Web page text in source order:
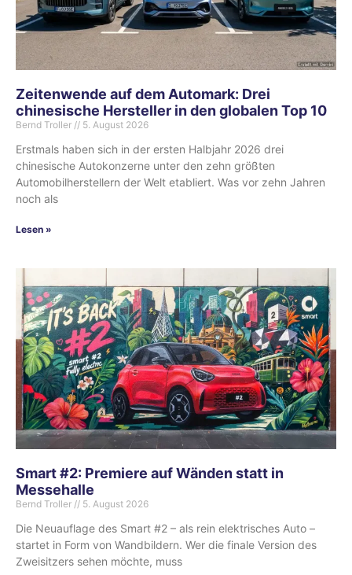
Zeitenwende auf dem Automark: Drei
chinesische Hersteller in den globalen Top 10
Bernd Troller 5. August 2026
Erstmals haben sich in der ersten Halbjahr 2026 drei
chinesische Autokonzerne unter den zehn größten
Automobilherstellern der Welt etabliert. Was vor zehn Jahren
noch als
Lesen »
Smart #2: Premiere auf Wänden statt in
Messehalle
Bernd Troller 5. August 2026
Die Neuauflage des Smart #2 – als rein elektrisches Auto –
startet in Form von Wandbildern. Wer die finale Version des
Zweisitzers sehen möchte, muss